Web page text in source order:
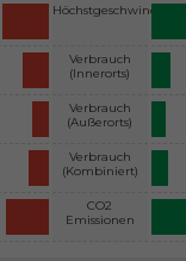
Höchstgeschwindigkeit
Verbrauch
(Innerorts)
Verbrauch
(Außerorts)
Verbrauch
(Kombiniert)
CO2
Emissionen